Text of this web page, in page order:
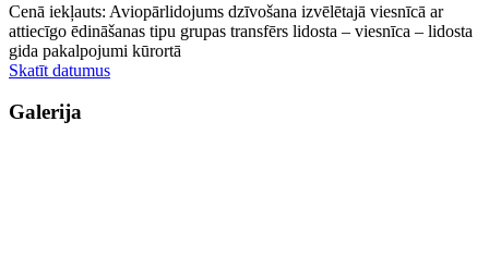
Cenā iekļauts: Aviopārlidojums dzīvošana izvēlētajā viesnīcā ar
attiecīgo ēdināšanas tipu grupas transfērs lidosta – viesnīca – lidosta
gida pakalpojumi kūrortā
Skatīt datumus
Galerija